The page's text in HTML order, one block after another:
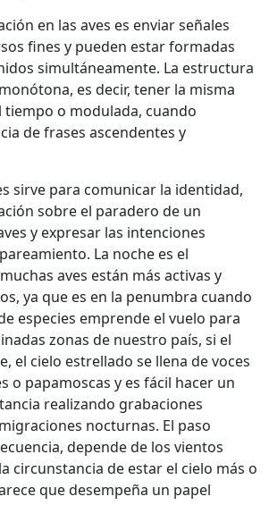
en las aves es enviar señales
fines y pueden estar formadas
simultáneamente. La estructura
es decir, tener la misma
o modulada, cuando
de frases ascendentes y
sirve para comunicar la identidad,
sobre el paradero de un
y expresar las intenciones
La noche es el
aves están más activas y
ya que es en la penumbra cuando
especies emprende el vuelo para
zonas de nuestro país, si el
el cielo estrellado se llena de voces
o papamoscas y es fácil hacer un
realizando grabaciones
nocturnas. El paso
depende de los vientos
circunstancia de estar el cielo más o
que desempeña un papel